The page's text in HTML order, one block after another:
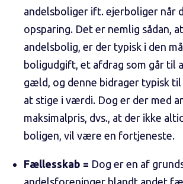
andelsboliger ift. ejerboliger når
opsparing. Det er nemlig sådan,
andelsbolig, er der typisk i den
boligudgift, et afdrag som går til
gæld, og denne bidrager typisk
at stige i værdi. Dog er der med
maksimalpris, dvs., at der ikke
boligen, vil være en fortjeneste.
Fællesskab = Dog er en af
andelsforeninger blandt andet